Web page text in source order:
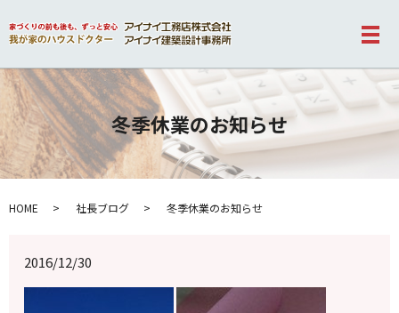
メ
冬季休業のお知らせ
HOME 社長ブログ 冬季休業のお知らせ
2016/12/30